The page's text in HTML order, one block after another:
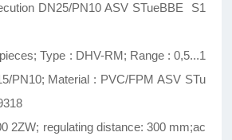
DN25/PN10 ASV STueBBE S1
Type : DHV-RM; Range : 0,5...1
PN10; Material : PVC/FPM ASV STu
2ZW; regulating distance: 300 mm;ac